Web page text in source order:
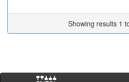
Showing results 1